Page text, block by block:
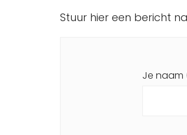
Stuur hier een bericht
Je naam